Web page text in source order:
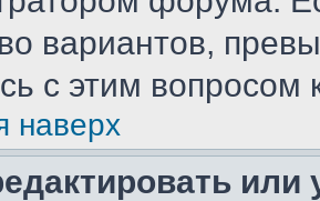
вариантов,
с этим вопросом
наверх